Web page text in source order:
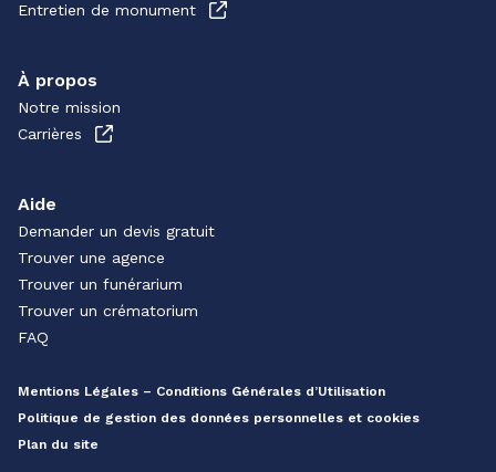
Entretien de monument
À propos
Notre mission
Carrières
Aide
Demander un devis gratuit
Trouver une agence
Trouver un funérarium
Trouver un crématorium
FAQ
Mentions Légales – Conditions Générales d’Utilisation
Politique de gestion des données personnelles et cookies
Plan du site